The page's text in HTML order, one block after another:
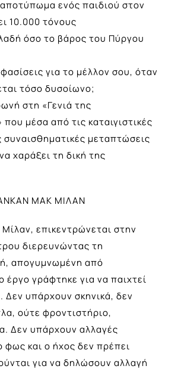
ενός παιδιού στον
10.000 τόνους
όσο το βάρος του Πύργου
για το μέλλον σου, όταν
τόσο δυσοίωνο;
στη «Γενιά της
μέσα από τις καταιγιστικές
συναισθηματικές μεταπτώσεις
χαράξει τη δική της
ΜΑΚ ΜΙΛΑΝ
επικεντρώνεται στην
διερευνώντας τη
απογυμνωμένη από
έργο γράφτηκε για να παιχτεί
Δεν υπάρχουν σκηνικά, δεν
ούτε φροντιστήριο,
Δεν υπάρχουν αλλαγές
φως και ο ήχος δεν πρέπει
για να δηλώσουν αλλαγή